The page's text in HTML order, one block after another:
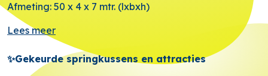
Afmeting: 50 x 4 x 7 mtr. (lxbxh)
Lees meer
✨Gekeurde springkussens en attracties